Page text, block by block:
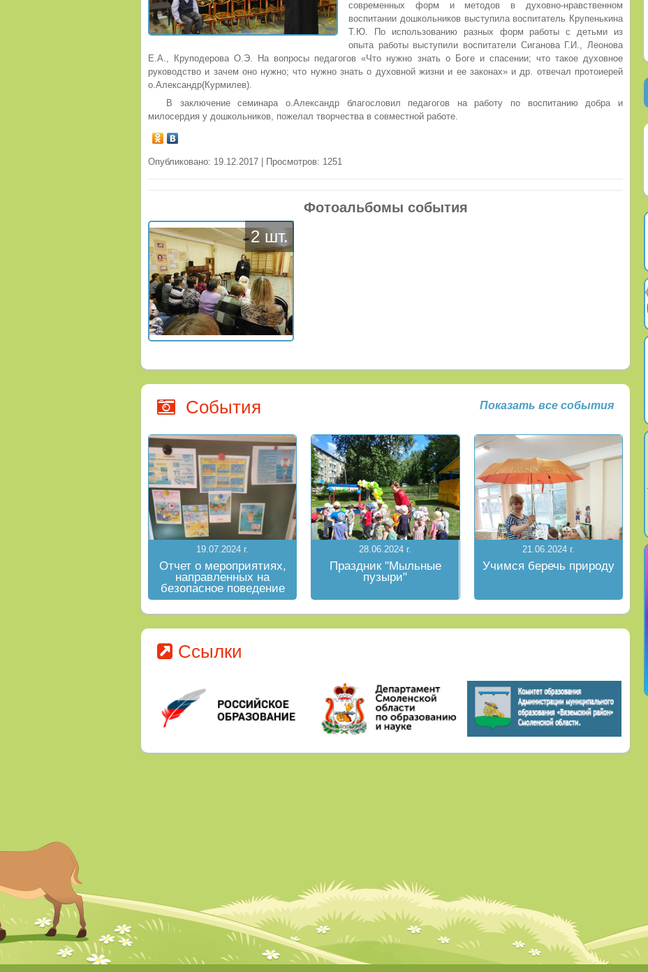
современных форм и методов в духовно-нравственном
воспитании дошкольников выступила воспитатель Крупенькина
Т.Ю. По использованию разных форм работы с детьми из
опыта работы выступили воспитатели Сиганова Г.И., Леонова
Е.А., Круподерова О.Э. На вопросы педагогов «Что нужно знать о Боге и спасении; что такое духовное
руководство и зачем оно нужно; что нужно знать о духовной жизни и ее законах» и др. отвечал протоиерей
о.Александр(Курмилев).
В заключение семинара о.Александр благословил педагогов на работу по воспитанию добра и
милосердия у дошкольников, пожелал творчества в совместной работе.
Опубликовано: 19.12.2017 | Просмотров: 1251
Фотоальбомы события
2 шт.
События Показать все события
19.07.2024 г.
Отчет о мероприятиях,
направленных на
безопасное поведение
на водных объектах в
летний период
28.06.2024 г.
Праздник "Мыльные
пузыри"
21.06.2024 г.
Учимся беречь природу
Ссылки